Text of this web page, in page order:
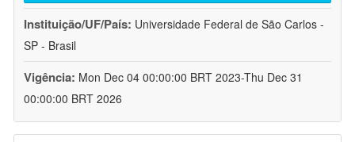
Instituição/UF/País: Universidade Federal de São Carlos -
SP - Brasil
Vigência: Mon Dec 04 00:00:00 BRT 2023-Thu Dec 31
00:00:00 BRT 2026